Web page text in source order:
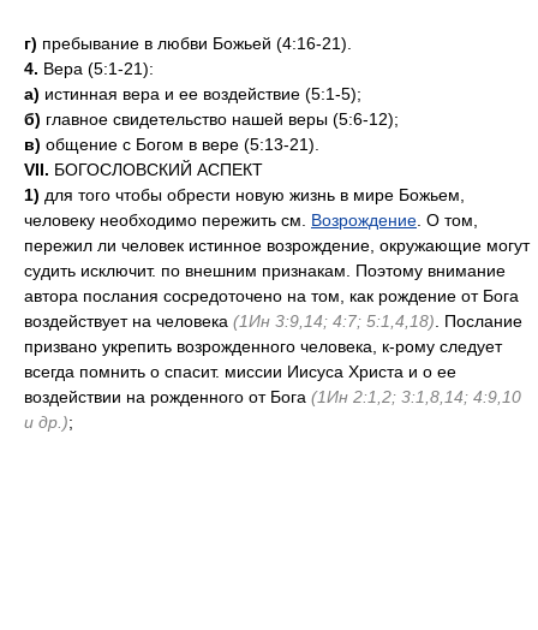
г) пребывание в любви Божьей (4:16-21).
4. Вера (5:1-21):
а) истинная вера и ее воздействие (5:1-5);
б) главное свидетельство нашей веры (5:6-12);
в) общение с Богом в вере (5:13-21).
VII. БОГОСЛОВСКИЙ АСПЕКТ
1) для того чтобы обрести новую жизнь в мире Божьем,
человеку необходимо пережить см. Возрождение . О том,
пережил ли человек истинное возрождение, окружающие могут
судить исключит. по внешним признакам. Поэтому внимание
автора послания сосредоточено на том, как рождение от Бога
воздействует на человека (1Ин 3:9,14; 4:7; 5:1,4,18) . Послание
призвано укрепить возрожденного человека, к-рому следует
всегда помнить о спасит. миссии Иисуса Христа и о ее
воздействии на рожденного от Бога (1Ин 2:1,2; 3:1,8,14; 4:9,10
и др.);